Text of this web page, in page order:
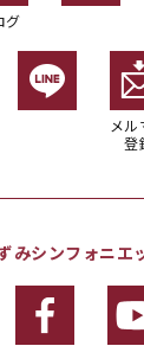
グ
メル
登
みシンフォニエ